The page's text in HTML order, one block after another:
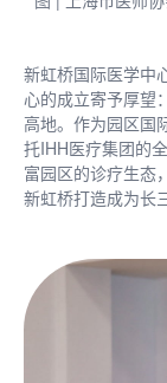
新虹桥国际医学中
心的成立寄予厚望
高地。作为园区国
托IHH医疗集团的
富园区的诊疗生态
新虹桥打造成为长